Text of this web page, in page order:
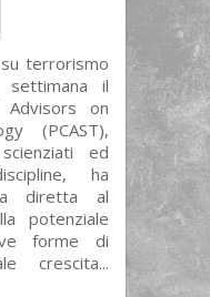
su terrorismo
settimana il
Advisors on
(PCAST),
ed
ha
diretta al
potenziale
forme di
crescita...